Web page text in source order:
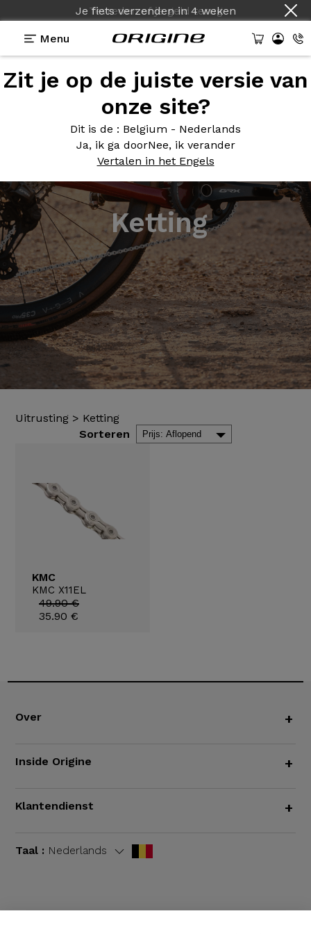
Je fiets verzendenin4 weken
Menu
Zit je op de juiste versie van
onze site?
Dit is de : Belgium - Nederlands
Ja, ik ga doorNee, ik verander
Vertalen in het Engels
Ketting
Uitrusting> Ketting
Sorteren
KMC
KMC X11EL
49.90 €
35.90 €
Over +
Inside Origine +
Klantendienst +
Taal : Nederlands